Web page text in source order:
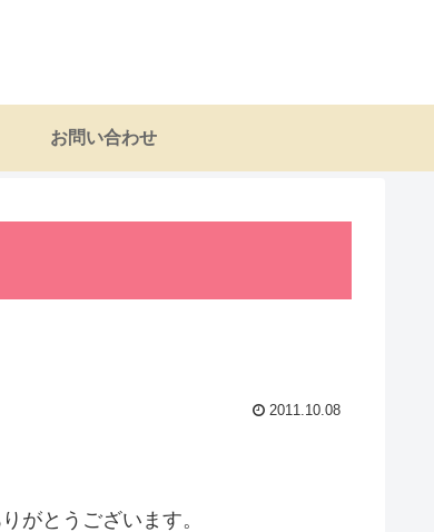
お問い合わせ
2011.10.08
がとうございます。